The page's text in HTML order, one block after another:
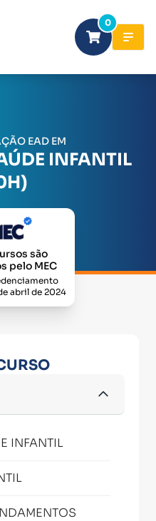
0
EAD EM
INFANTIL
são
pelo MEC
abril de 2024
INFANTIL